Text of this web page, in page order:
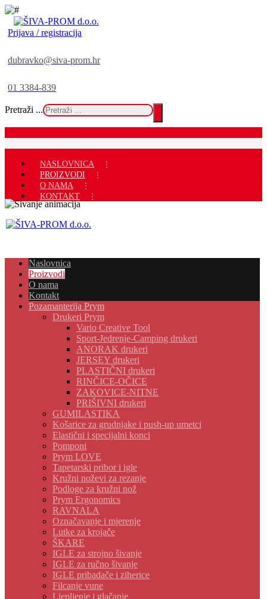
Prijava / registracija
dubravko@siva-prom.hr
01 3384-839
Pretraži ...
NASLOVNICA
PROIZVODI
O NAMA
KONTAKT
Naslovnica
Proizvodi
O nama
Kontakt
Pozamanterija Prym
Drukeri Prym
Vario Creative Tool
Sport-Jedrenje-Camping drukeri
ANORAK drukeri
JERSEY drukeri
PLASTIČNI drukeri
RINČICE-OČICE
ZAKOVICE-NITNE
PRIŠIVNI drukeri
GUMILASTIKA
Košarice za grudnjake i push-up umetci
Elastični i specijalni konci
Pomponi
Prym LOVE
Tapetarski pribor i igle
Kružni noževi za rezanje
Podloge za kružni nož
Prym Ergonomics
RAVNALA
Označavanje i mjerenje
Lutke za krojače
ŠKARE
IGLE za strojno šivanje
IGLE za ručno šivanje
IGLE pribadače i ziherice
Filcanje vune
Ljepljenje i glačanje